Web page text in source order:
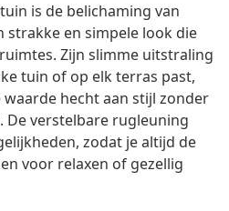
is de belichaming van
strakke en simpele look die
Zijn slimme uitstraling
tuin of op elk terras past,
hecht aan stijl zonder
verstelbare rugleuning
zodat je altijd de
voor relaxen of gezellig